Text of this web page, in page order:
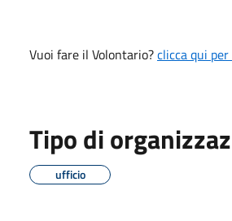
Vuoi fare il Volontario?clicca qui
Tipo di
ufficio